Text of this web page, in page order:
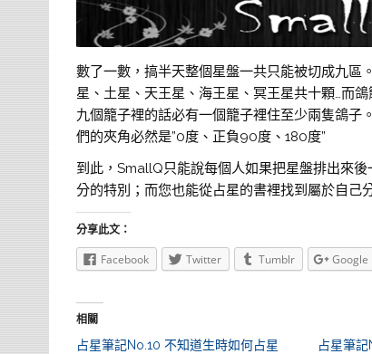
數了一數，搞半天整個星盤一共只能被切成九區
星、土星、天王星、海王星、冥王星共十顆…而
九個籠子裡的話必有一個籠子裡住至少兩隻鴿
們的夾角必然是”0度、正負90度、180度”
到此，SmallQ只能說每個人如果把星盤排出來
分的特別；而您也能從占星的書裡找到屬於自己
分享此文：
Facebook Twitter Tumblr Google
相關
占星筆記No.10 不知道生時如何占星
占星筆